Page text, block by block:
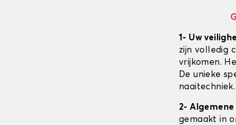
1- Uw
zijn volledig
vrijkomen.
De unieke
naaitechniek.
2-
gemaakt in